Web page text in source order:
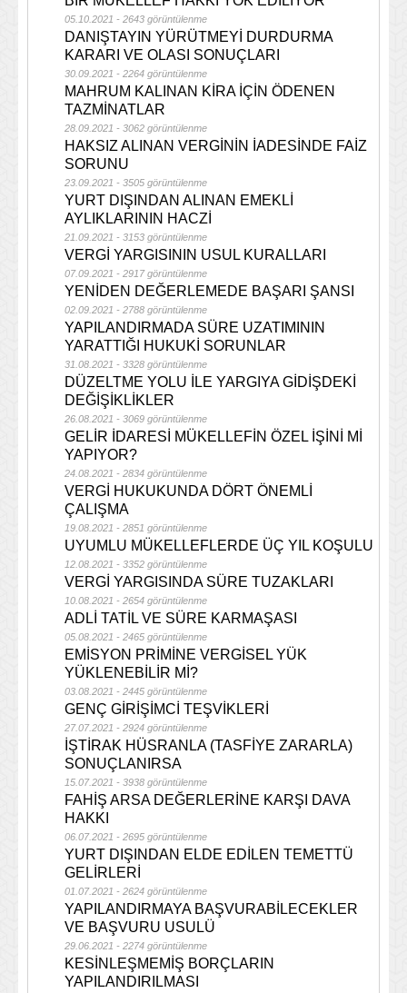
05.10.2021 - 2643 görüntülenme
DANIŞTAYIN YÜRÜTMEYİ DURDURMA
KARARI VE OLASI SONUÇLARI
30.09.2021 - 2264 görüntülenme
MAHRUM KALINAN KİRA İÇİN ÖDENEN
TAZMİNATLAR
28.09.2021 - 3062 görüntülenme
HAKSIZ ALINAN VERGİNİN İADESİNDE FAİZ
SORUNU
23.09.2021 - 3505 görüntülenme
YURT DIŞINDAN ALINAN EMEKLİ
AYLIKLARININ HACZİ
21.09.2021 - 3153 görüntülenme
VERGİ YARGISININ USUL KURALLARI
07.09.2021 - 2917 görüntülenme
YENİDEN DEĞERLEMEDE BAŞARI ŞANSI
02.09.2021 - 2788 görüntülenme
YAPILANDIRMADA SÜRE UZATIMININ
YARATTIĞI HUKUKİ SORUNLAR
31.08.2021 - 3328 görüntülenme
DÜZELTME YOLU İLE YARGIYA GİDİŞDEKİ
DEĞİŞİKLİKLER
26.08.2021 - 3069 görüntülenme
GELİR İDARESİ MÜKELLEFİN ÖZEL İŞİNİ Mİ
YAPIYOR?
24.08.2021 - 2834 görüntülenme
VERGİ HUKUKUNDA DÖRT ÖNEMLİ
ÇALIŞMA
19.08.2021 - 2851 görüntülenme
UYUMLU MÜKELLEFLERDE ÜÇ YIL KOŞULU
12.08.2021 - 3352 görüntülenme
VERGİ YARGISINDA SÜRE TUZAKLARI
10.08.2021 - 2654 görüntülenme
ADLİ TATİL VE SÜRE KARMAŞASI
05.08.2021 - 2465 görüntülenme
EMİSYON PRİMİNE VERGİSEL YÜK
YÜKLENEBİLİR Mİ?
03.08.2021 - 2445 görüntülenme
GENÇ GİRİŞİMCİ TEŞVİKLERİ
27.07.2021 - 2924 görüntülenme
İŞTİRAK HÜSRANLA (TASFİYE ZARARLA)
SONUÇLANIRSA
15.07.2021 - 3938 görüntülenme
FAHİŞ ARSA DEĞERLERİNE KARŞI DAVA
HAKKI
06.07.2021 - 2695 görüntülenme
YURT DIŞINDAN ELDE EDİLEN TEMETTÜ
GELİRLERİ
01.07.2021 - 2624 görüntülenme
YAPILANDIRMAYA BAŞVURABİLECEKLER
VE BAŞVURU USULÜ
29.06.2021 - 2274 görüntülenme
KESİNLEŞMEMİŞ BORÇLARIN
YAPILANDIRILMASI